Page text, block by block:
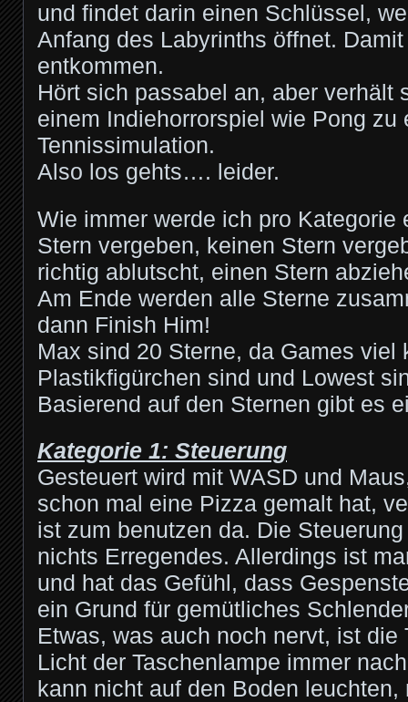
und findet darin einen Schlüssel,
Anfang des Labyrinths öffnet.
entkommen.
Hört sich passabel an, aber verhält
einem Indiehorrorspiel wie Pong zu
Tennissimulation.
Also los gehts…. leider.
Wie immer werde ich pro Kategorie
Stern vergeben, keinen Stern
richtig ablutscht, einen Stern
Am Ende werden alle Sterne
dann Finish Him!
Max sind 20 Sterne, da Games viel
Plastikfigürchen sind und Lowest
Basierend auf den Sternen gibt es
Kategorie 1: Steuerung
Gesteuert wird mit WASD und
schon mal eine Pizza gemalt hat,
ist zum benutzen da. Die
nichts Erregendes. Allerdings ist
und hat das Gefühl, dass
ein Grund für gemütliches
Etwas, was auch noch nervt, ist die
Licht der Taschenlampe immer
kann nicht auf den Boden